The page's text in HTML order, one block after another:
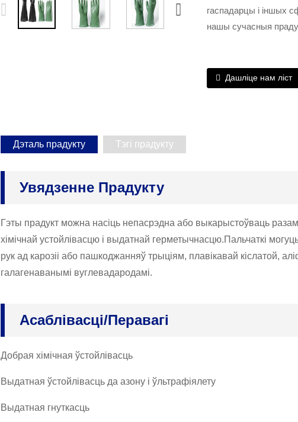
гаспадарцы і іншых
нашы сучасныя
Дашліце нам ліст
Дэталь прадукту Тэгі прадукту
Увядзенне Прадукту
Гэты прадукт можна насіць непасрэдна або выкарыстоўваць
хімічнай устойлівасцю і выдатнай герметычнасцю.Пальчаткі
рук ад карозіі або пашкоджанняў трыціям, плавікавай кіслатой,
галагенаванымі вуглевадародамі.
Асаблівасці/перавагі
Добрая хімічная ўстойлівасць
Выдатная ўстойлівасць да азону і ўльтрафіялету
Выдатная гнуткасць